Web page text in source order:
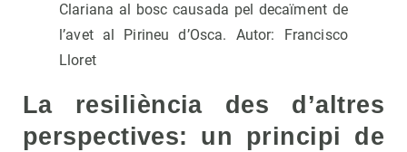
Clariana al bosc causada pel decaïment de
l’avet al Pirineu d’Osca. Autor: Francisco
Lloret
La resiliència des d’altres
perspectives: un principi de